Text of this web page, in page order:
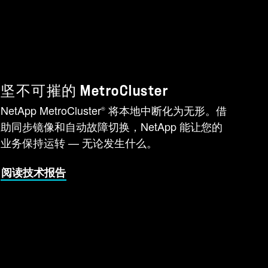
坚不可摧的 MetroCluster
NetApp MetroCluster® 将本地中断化为无形。借
助同步镜像和自动故障切换，NetApp 能让您的
业务保持运转 — 无论发生什么。
阅读技术报告